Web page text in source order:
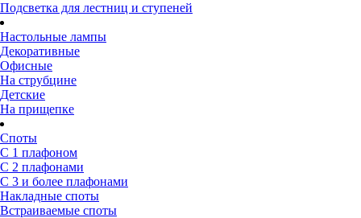
Подсветка для лестниц и ступеней
Настольные лампы
Декоративные
Офисные
На струбцине
Детские
На прищепке
Споты
С 1 плафоном
С 2 плафонами
С 3 и более плафонами
Накладные споты
Встраиваемые споты